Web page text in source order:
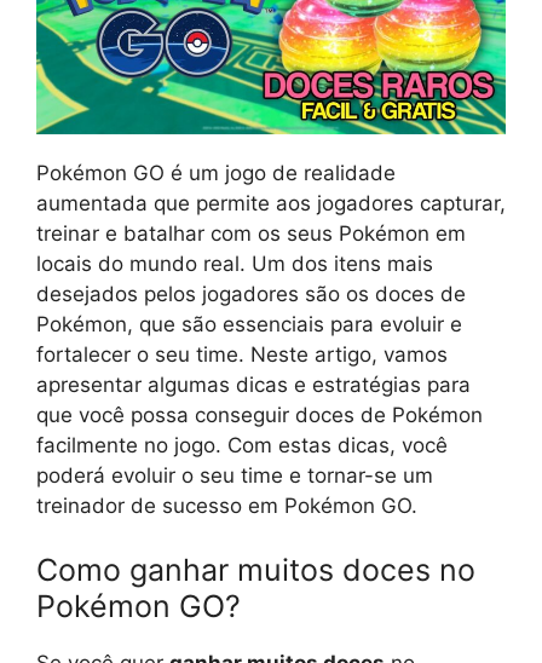
Pokémon GO é um jogo de realidade
aumentada que permite aos jogadores capturar,
treinar e batalhar com os seus Pokémon em
locais do mundo real. Um dos itens mais
desejados pelos jogadores são os doces de
Pokémon, que são essenciais para evoluir e
fortalecer o seu time. Neste artigo, vamos
apresentar algumas dicas e estratégias para
que você possa conseguir doces de Pokémon
facilmente no jogo. Com estas dicas, você
poderá evoluir o seu time e tornar-se um
treinador de sucesso em Pokémon GO.
Como ganhar muitos doces no
Pokémon GO?